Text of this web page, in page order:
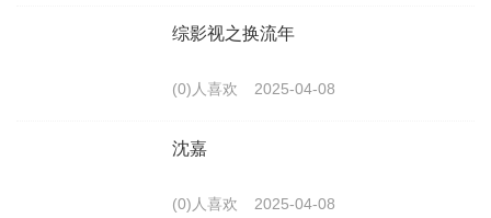
综影视之换流年
(0)人喜欢 2025-04-08
沈嘉
(0)人喜欢 2025-04-08